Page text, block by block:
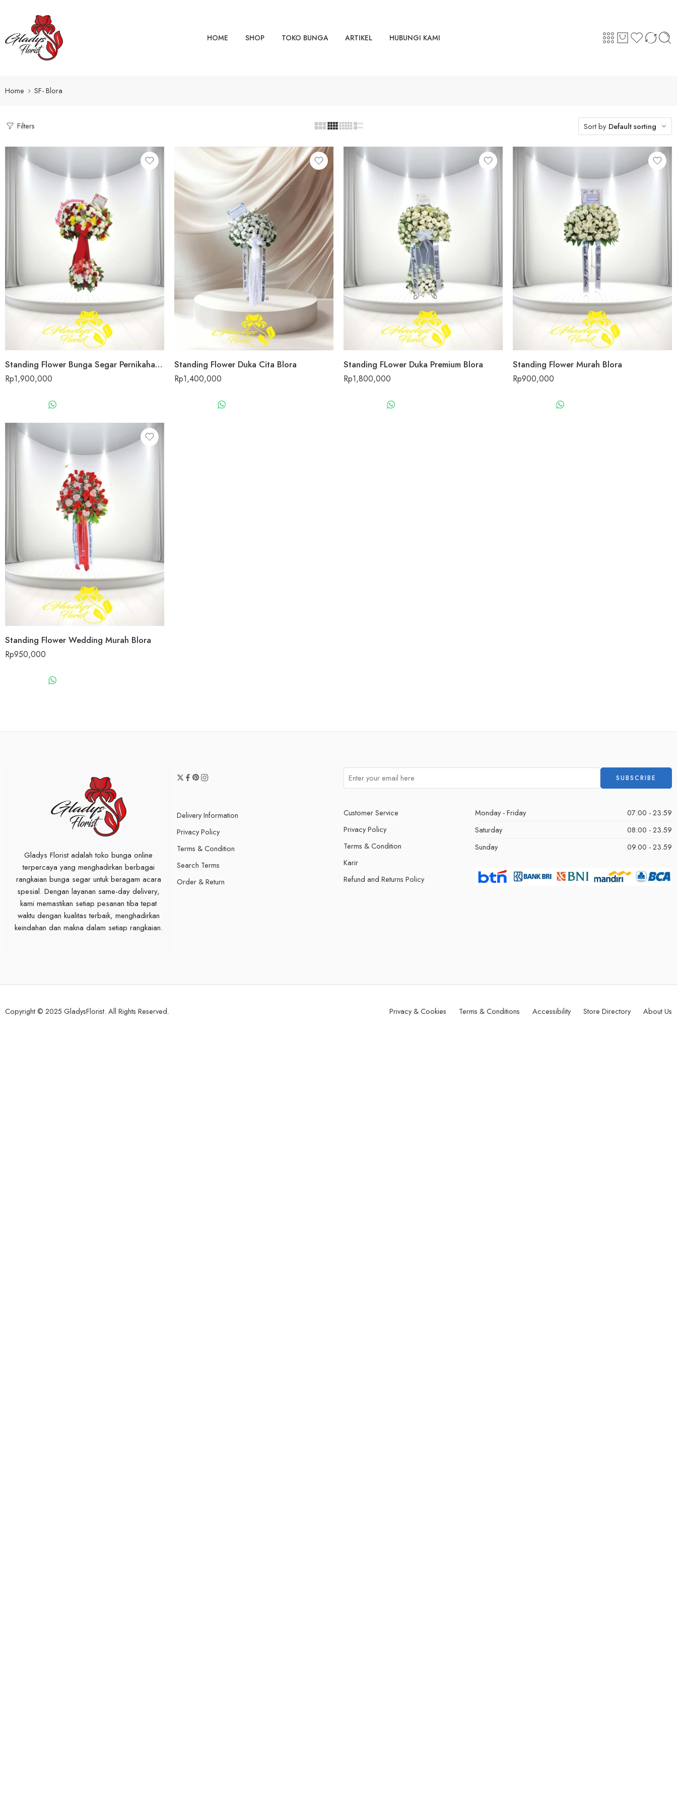
HOME SHOP TOKO BUNGA ARTIKEL HUBUNGI KAMI
Home SF- Blora
Filters Sort by Default sorting
Standing Flower Bunga Segar Pernikahan Blora
Rp1,900,000
Standing Flower Duka Cita Blora
Rp1,400,000
Standing FLower Duka Premium Blora
Rp1,800,000
Standing Flower Murah Blora
Rp900,000
Standing Flower Wedding Murah Blora
Rp950,000
Gladys Florist adalah toko bunga online
terpercaya yang menghadirkan berbagai
rangkaian bunga segar untuk beragam acara
spesial. Dengan layanan same-day delivery,
kami memastikan setiap pesanan tiba tepat
waktu dengan kualitas terbaik, menghadirkan
keindahan dan makna dalam setiap rangkaian.
Delivery Information
Privacy Policy
Terms & Condition
Search Terms
Order & Return
Customer Service
Privacy Policy
Terms & Condition
Karir
Refund and Returns Policy
Monday - Friday
07:00 - 23:59
Saturday
08:00 - 23.59
Sunday
09.00 - 23.59
Copyright © 2025 GladysFlorist. All Rights Reserved. Privacy & Cookies Terms & Conditions Accessibility Store Directory About Us